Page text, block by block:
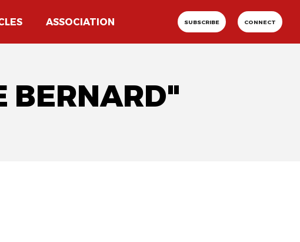
ASSOCIATION SUBSCRIBE CONNECT
BERNARD"